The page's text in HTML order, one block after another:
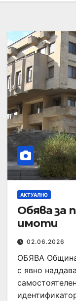
АКТУАЛНО
Обява за
имоти
02.06.2026
ОБЯВА
с явно